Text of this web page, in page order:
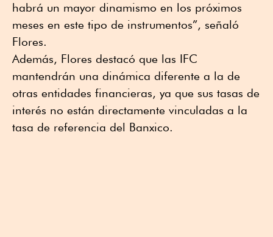
habrá un mayor dinamismo en los próximos
meses en este tipo de instrumentos”, señaló
Flores.
Además, Flores destacó que las IFC
mantendrán una dinámica diferente a la de
otras entidades financieras, ya que sus tasas de
interés no están directamente vinculadas a la
tasa de referencia del Banxico.